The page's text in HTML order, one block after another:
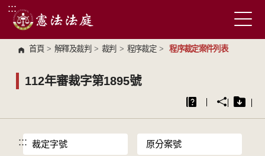
跳到主要內容區塊
:::
首頁 > 解釋及裁判 > 裁判 > 程序裁定 > 程序裁定案件列表
112年審裁字第1895號
::: 裁定字號 原分案號